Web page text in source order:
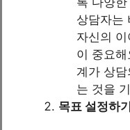
상담자는
자신의
이 중요
계가 상
는 것을
목표 설정하기